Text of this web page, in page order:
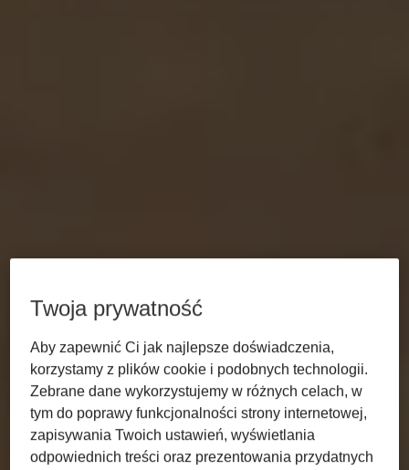
Twoja prywatność
Aby zapewnić Ci jak najlepsze doświadczenia,
korzystamy z plików cookie i podobnych technologii.
Zebrane dane wykorzystujemy w różnych celach, w
tym do poprawy funkcjonalności strony internetowej,
zapisywania Twoich ustawień, wyświetlania
odpowiednich treści oraz prezentowania przydatnych